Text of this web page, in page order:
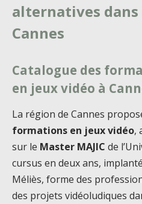
alternatives
Cannes
Catalogue des
en jeux vidéo à
La région de Cannes
formations en jeux vidéo,
sur le Master MAJIC de
cursus en deux ans,
Méliès, forme des
des projets vidéoludiques